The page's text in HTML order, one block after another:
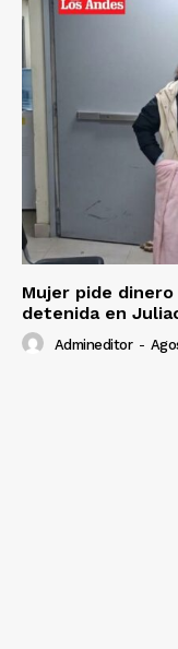
Mujer pide
detenida en
Admineditor -